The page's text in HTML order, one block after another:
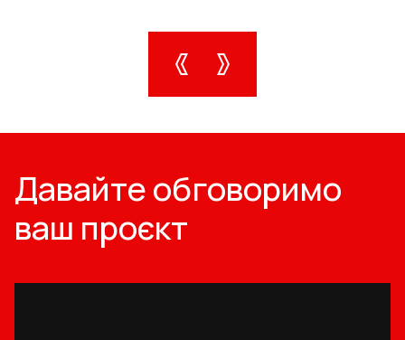
Давайте обговоримо
ваш проєкт